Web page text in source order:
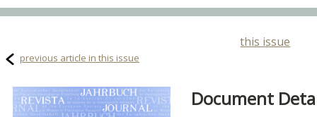
this issue
previous article in this issue
Document